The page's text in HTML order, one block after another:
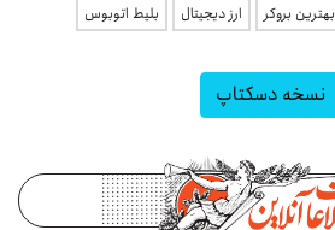
بهترین بروکر ارز دیجیتال بلیط اتوبوس
نسخه دسکتاپ